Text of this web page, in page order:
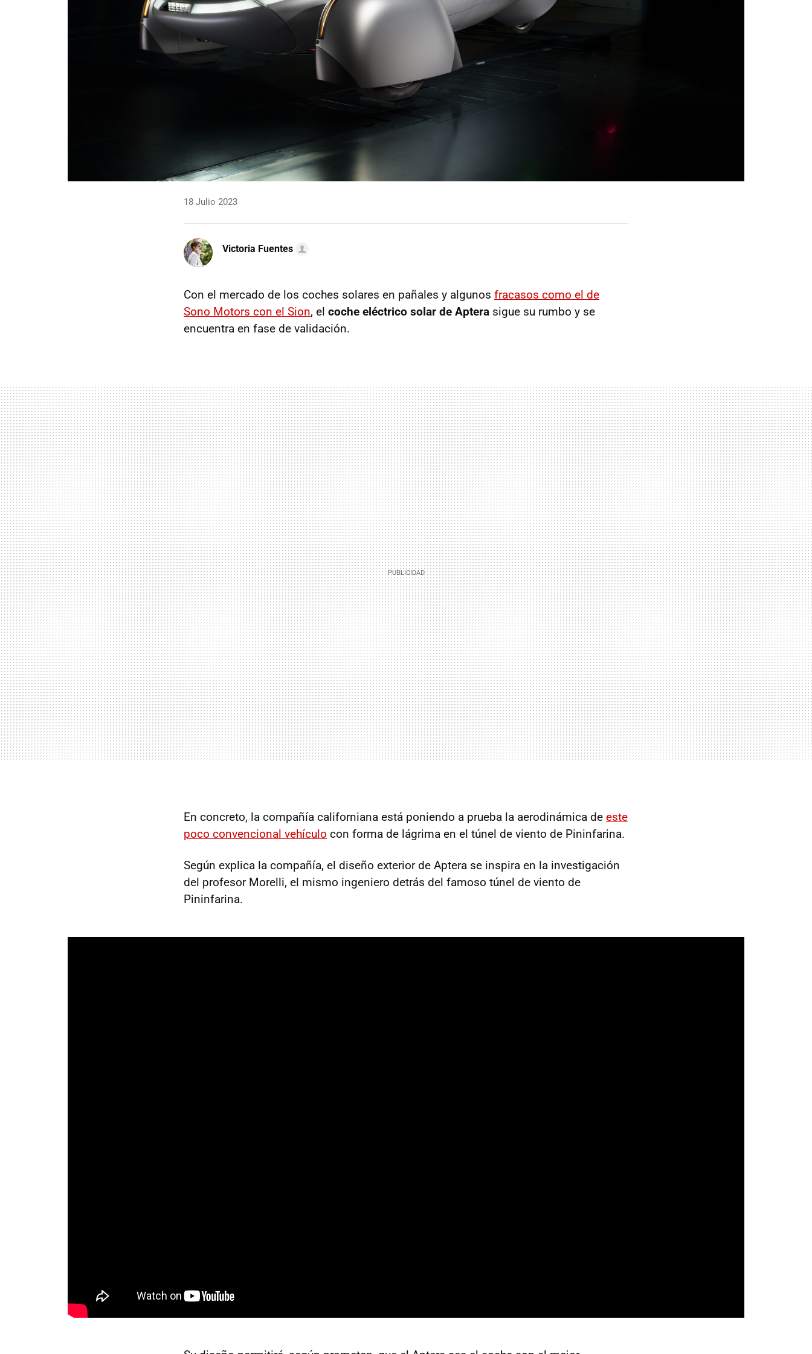
18 Julio 2023
Victoria Fuentes
Con el mercado de los coches solares en pañales y algunos fracasos como el de
Sono Motors con el Sion, el coche eléctrico solar de Aptera sigue su rumbo y se
encuentra en fase de validación.
En concreto, la compañía californiana está poniendo a prueba la aerodinámica de este
poco convencional vehículo con forma de lágrima en el túnel de viento de Pininfarina.
Según explica la compañía, el diseño exterior de Aptera se inspira en la investigación
del profesor Morelli, el mismo ingeniero detrás del famoso túnel de viento de
Pininfarina.